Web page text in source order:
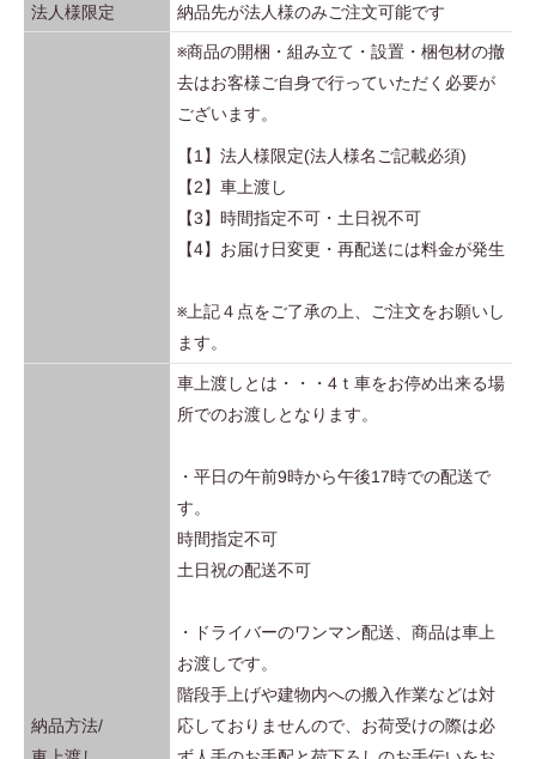
法人様限定 納品先が法人様のみご注文可能です
※商品の開梱・組み立て・設置・梱包材の撤
去はお客様ご自身で行っていただく必要が
ございます。
【1】法人様限定(法人様名ご記載必須)
【2】車上渡し
【3】時間指定不可・土日祝不可
【4】お届け日変更・再配送には料金が発生
※上記４点をご了承の上、ご注文をお願いし
ます。
納品方法/
車上渡しとは・・・4ｔ車をお停め出来る場
所でのお渡しとなります。
・平日の午前9時から午後17時での配送で
す。
時間指定不可
土日祝の配送不可
・ドライバーのワンマン配送、商品は車上
お渡しです。
階段手上げや建物内への搬入作業などは対
応しておりませんので、お荷受けの際は必